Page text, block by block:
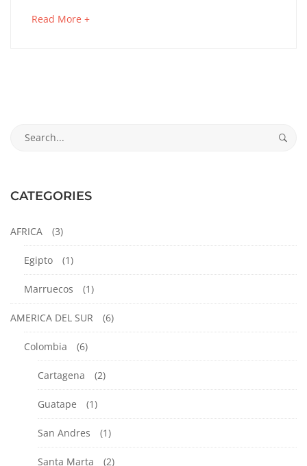
FAMILIA
CONSEJOS
23,
2021-
04-
12T22:41:22-
05:00
Barcelona
EUROPA
Read More +about
CATEGORIES
AFRICA (3)
Egipto (1)
Marruecos (1)
AMERICA DEL SUR (6)
Colombia (6)
Cartagena (2)
Guatape (1)
San Andres (1)
Santa Marta (2)